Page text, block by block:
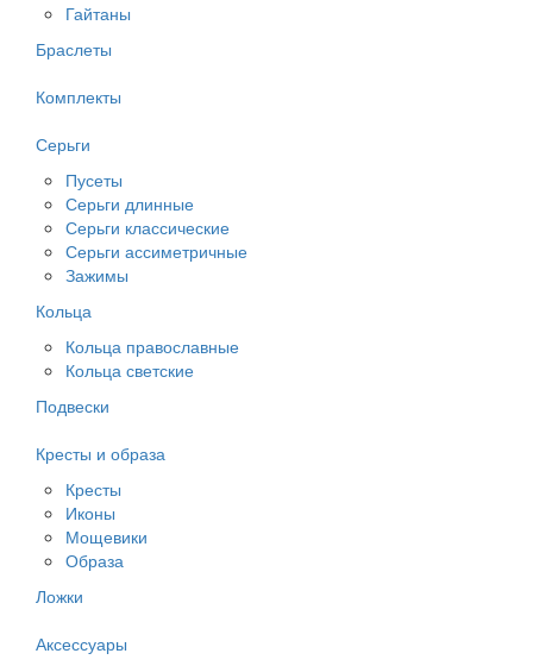
Гайтаны
Браслеты
Комплекты
Серьги
Пусеты
Серьги длинные
Серьги классические
Серьги ассиметричные
Зажимы
Кольца
Кольца православные
Кольца светские
Подвески
Кресты и образа
Кресты
Иконы
Мощевики
Образа
Ложки
Аксессуары